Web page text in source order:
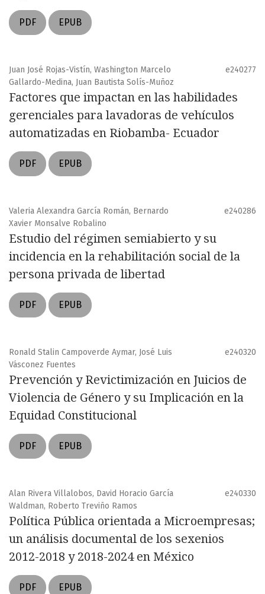
PDF EPUB
Juan José Rojas-Vistín, Washington Marcelo
Gallardo-Medina, Juan Bautista Solís-Muñoz
e240277
Factores que impactan en las habilidades
gerenciales para lavadoras de vehículos
automatizadas en Riobamba- Ecuador
PDF EPUB
Valeria Alexandra García Román, Bernardo
Xavier Monsalve Robalino
e240286
Estudio del régimen semiabierto y su
incidencia en la rehabilitación social de la
persona privada de libertad
PDF EPUB
Ronald Stalin Campoverde Aymar, José Luis
Vásconez Fuentes
e240320
Prevención y Revictimización en Juicios de
Violencia de Género y su Implicación en la
Equidad Constitucional
PDF EPUB
Alan Rivera Villalobos, David Horacio García
Waldman, Roberto Treviño Ramos
e240330
Política Pública orientada a Microempresas;
un análisis documental de los sexenios
2012-2018 y 2018-2024 en México
PDF EPUB